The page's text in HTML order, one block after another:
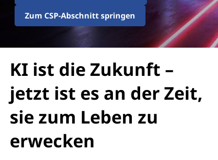
Zum CSP-Abschnitt springen
KI ist die Zukunft –
jetzt ist es an der Zeit,
sie zum Leben zu
erwecken